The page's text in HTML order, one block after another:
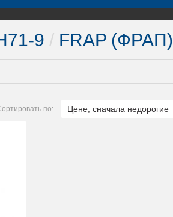
9 / FRAP (ФРАП)
по: Цене, сначала недорогие